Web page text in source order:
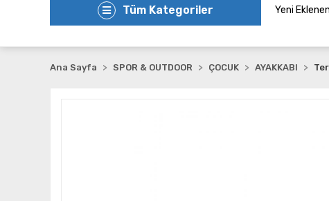
Tüm Kategoriler Yeni
Ana Sayfa SPOR & OUTDOOR ÇOCUK AYAKKABI